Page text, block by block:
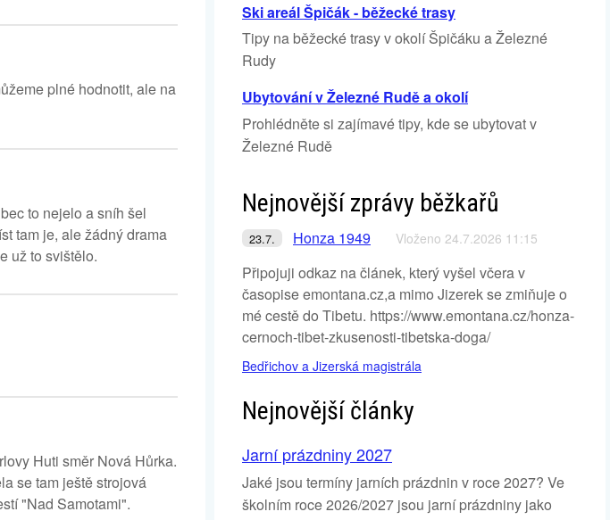
plné hodnotit, ale na
to nejelo a sníh šel
tam je, ale žádný drama
už to svištělo.
Huti směr Nová Hůrka.
se tam ještě strojová
"Nad Samotami".
Ski areál Špičák - běžecké trasy
Tipy na běžecké trasy v okolí Špičáku a Železné
Rudy
Ubytování v Železné Rudě a okolí
Prohlédněte si zajímavé tipy, kde se ubytovat v
Železné Rudě
Nejnovější zprávy běžkařů
23.7. Honza 1949 Vloženo 24.7.2026 11:15
Připojuji odkaz na článek, který vyšel včera v
časopise emontana.cz,a mimo Jizerek se zmiňuje o
mé cestě do Tibetu. https://www.emontana.cz/honza-
cernoch-tibet-zkusenosti-tibetska-doga/
Bedřichov a Jizerská magistrála
Nejnovější články
Jarní prázdniny 2027
Jaké jsou termíny jarních prázdnin v roce 2027? Ve
školním roce 2026/2027 jsou jarní prázdniny jako